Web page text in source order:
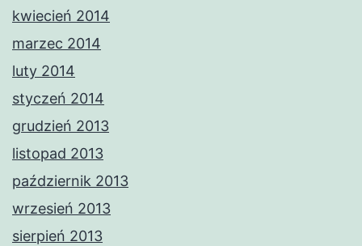
kwiecień 2014
marzec 2014
luty 2014
styczeń 2014
grudzień 2013
listopad 2013
październik 2013
wrzesień 2013
sierpień 2013